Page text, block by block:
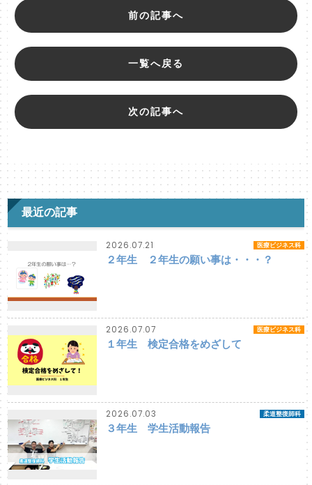
前の記事へ
一覧へ戻る
次の記事へ
最近の記事
2026.07.21 医療ビジネス科
２年生 ２年生の願い事は・・・？
2026.07.07 医療ビジネス科
１年生 検定合格をめざして
2026.07.03 柔道整復師科
３年生 学生活動報告